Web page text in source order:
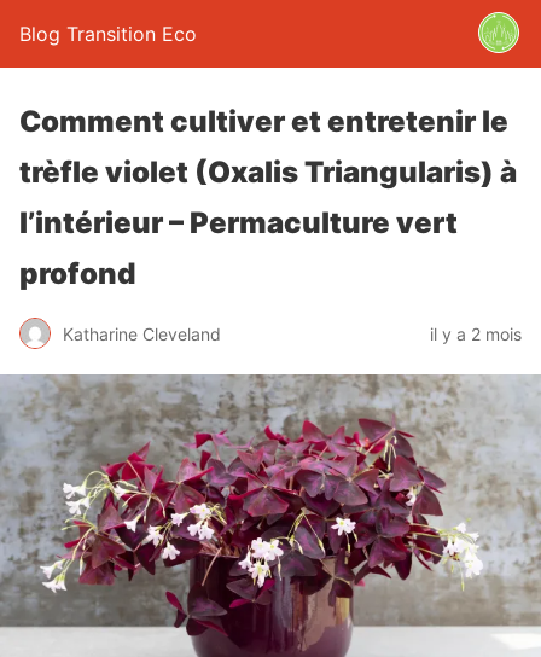
Blog Transition Eco
Comment cultiver et entretenir le
trèfle violet (Oxalis Triangularis) à
l’intérieur – Permaculture vert
profond
Katharine Cleveland il y a 2 mois